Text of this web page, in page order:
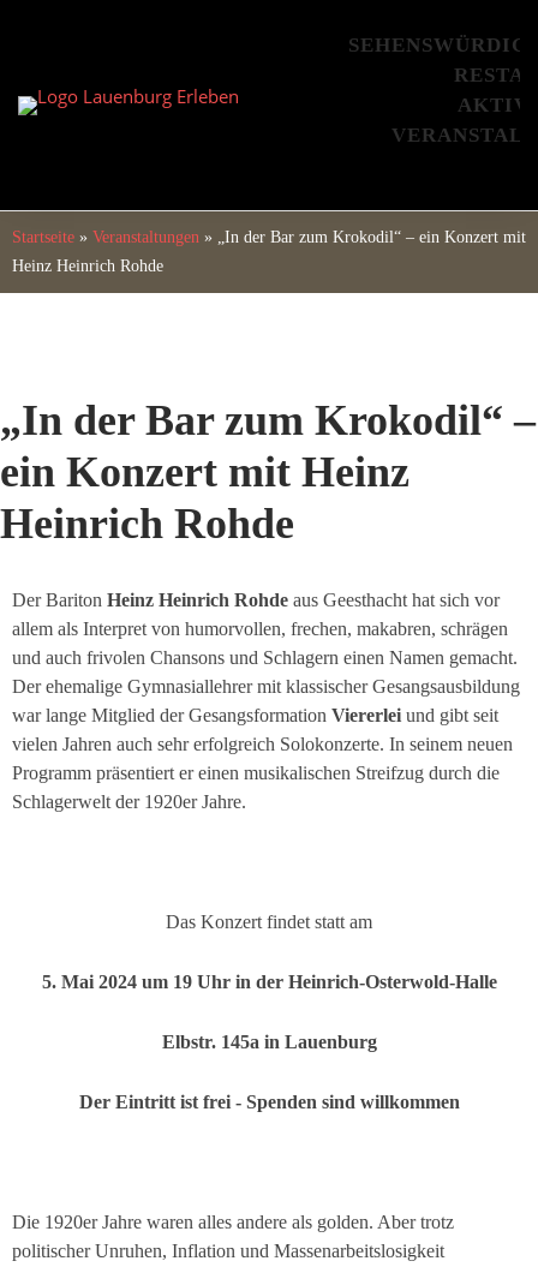
Startseite » Veranstaltungen » „In der Bar zum Krokodil“ – ein Konzert mit
Heinz Heinrich Rohde
„In der Bar zum Krokodil“ –
ein Konzert mit Heinz
Heinrich Rohde
Der Bariton Heinz Heinrich Rohde aus Geesthacht hat sich vor
allem als Interpret von humorvollen, frechen, makabren, schrägen
und auch frivolen Chansons und Schlagern einen Namen gemacht.
Der ehemalige Gymnasiallehrer mit klassischer Gesangsausbildung
war lange Mitglied der Gesangsformation Viererlei und gibt seit
vielen Jahren auch sehr erfolgreich Solokonzerte. In seinem neuen
Programm präsentiert er einen musikalischen Streifzug durch die
Schlagerwelt der 1920er Jahre.
Das Konzert findet statt am
5. Mai 2024 um 19 Uhr in der Heinrich-Osterwold-Halle
Elbstr. 145a in Lauenburg
Der Eintritt ist frei - Spenden sind willkommen
Die 1920er Jahre waren alles andere als golden. Aber trotz
politischer Unruhen, Inflation und Massenarbeitslosigkeit